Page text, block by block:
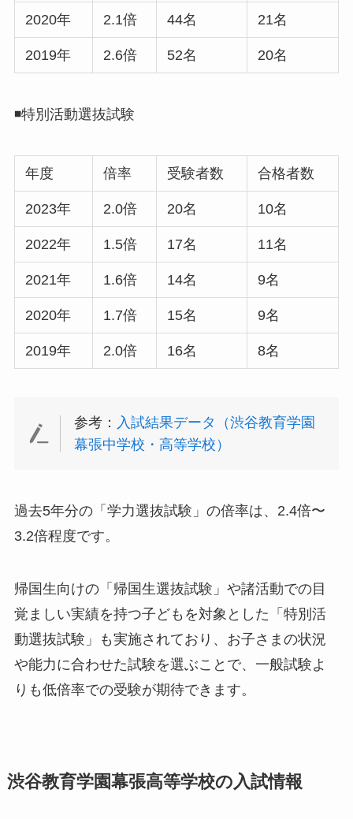
2020年 2.1倍 44名 21名
2019年 2.6倍 52名 20名
◾️特別活動選抜試験
年度 倍率 受験者数 合格者数
2023年 2.0倍 20名 10名
2022年 1.5倍 17名 11名
2021年 1.6倍 14名 9名
2020年 1.7倍 15名 9名
2019年 2.0倍 16名 8名
参考： 入試結果データ（渋谷教育学園
幕張中学校・高等学校）
過去5年分の「学力選抜試験」の倍率は、2.4倍〜
3.2倍程度です。
帰国生向けの「帰国生選抜試験」や諸活動での目
覚ましい実績を持つ子どもを対象とした「特別活
動選抜試験」も実施されており、お子さまの状況
や能力に合わせた試験を選ぶことで、一般試験よ
りも低倍率での受験が期待できます。
渋谷教育学園幕張高等学校の入試情報